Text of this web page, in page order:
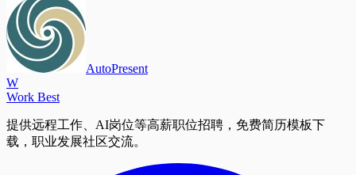
AutoPresent
W
Work Best
提供远程工作、AI岗位等高薪职位招聘，免费简历模板下
载，职业发展社区交流。